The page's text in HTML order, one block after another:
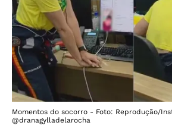
Momentos do socorro - Foto: Reprodução/
@dranagylladelarocha